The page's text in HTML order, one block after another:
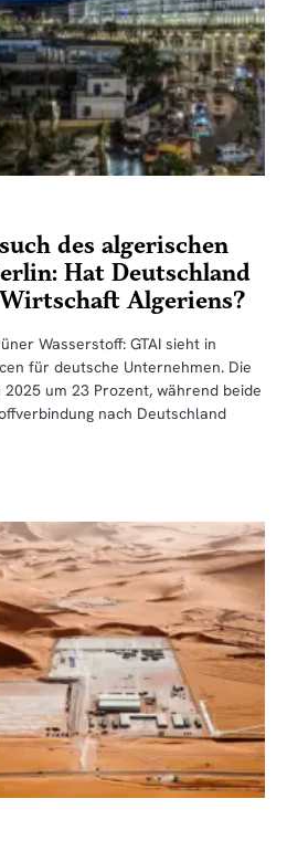
des algerischen
Hat Deutschland
Algeriens?
Wasserstoff: GTAI sieht in
für deutsche Unternehmen. Die
um 23 Prozent, während beide
nach Deutschland